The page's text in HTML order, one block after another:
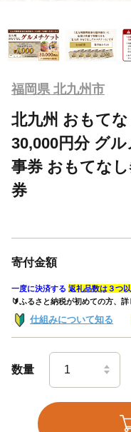
福岡県 北九州市
北九州 おもて
30,000円分 グ
事券 おもてな
券
寄付金額
一度に決済する 返礼品数は３つ
🔰ふるさと納税が初めての方、
仕組みについて知る
数量